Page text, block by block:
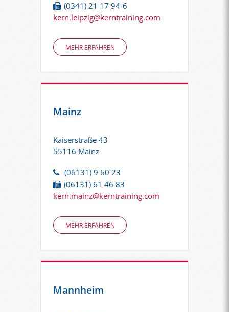
(0341) 21 17 94-6
kern.leipzig@kerntraining.com
MEHR ERFAHREN
Mainz
Kaiserstraße 43
55116 Mainz
(06131) 9 60 23
(06131) 61 46 83
kern.mainz@kerntraining.com
MEHR ERFAHREN
Mannheim